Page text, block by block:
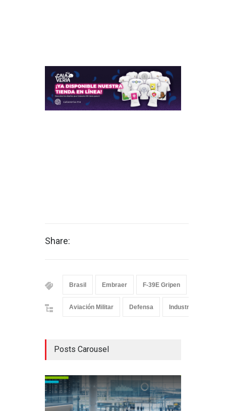
Share:
Brasil Embraer F-39E Gripen
Aviación Militar Defensa Industria
Posts Carousel